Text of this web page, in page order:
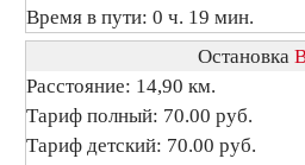
Время в пути: 0 ч. 19 мин.
Остановка
Расстояние: 14,90 км.
Тариф полный: 70.00 руб.
Тариф детский: 70.00 руб.